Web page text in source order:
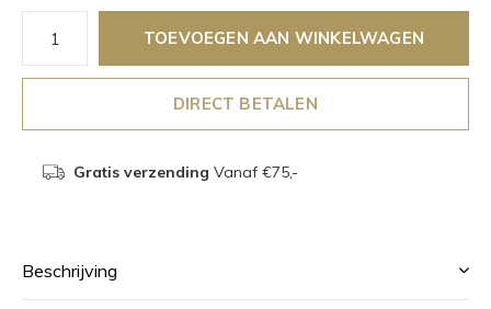
TOEVOEGEN AAN WINKELWAGEN
DIRECT BETALEN
Gratis verzending Vanaf €75,-
Beschrijving